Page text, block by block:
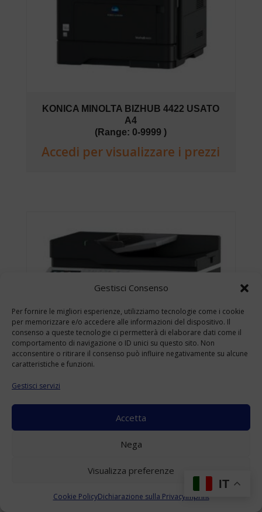
Gestisci Consenso
Per fornire le migliori esperienze, utilizziamo tecnologie come i cookie
per memorizzare e/o accedere alle informazioni del dispositivo. Il
consenso a queste tecnologie ci permetterà di elaborare dati come il
comportamento di navigazione o ID unici su questo sito. Non
acconsentire o ritirare il consenso può influire negativamente su alcune
caratteristiche e funzioni.
Gestisci servizi
Accetta
Nega
Visualizza preferenze
Cookie PolicyDichiarazione sulla PrivacyImprint
KONICA MINOLTA BIZHUB 4422 USATO
A4
(Range: 0-9999 )
Accedi per visualizzare i prezzi
A4
Accedi per visualizzare i prezziIT